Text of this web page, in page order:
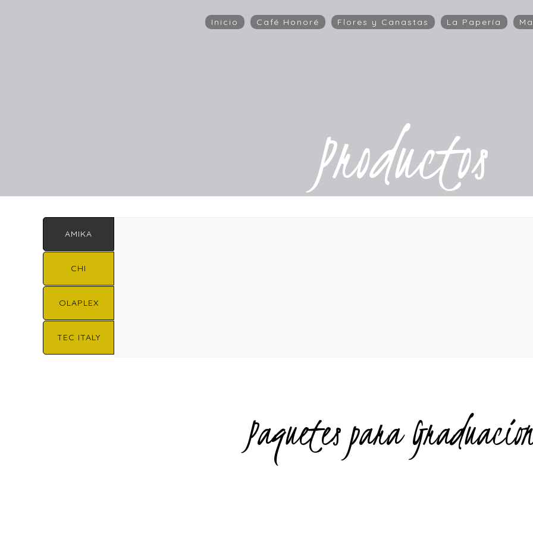
Inicio Café Honoré Flores y Canastas La Papería
Productos
AMIKA
CHI
OLAPLEX
TEC ITALY
Paquetes para